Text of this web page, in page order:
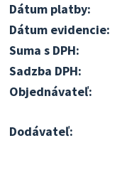
Dátum platby:
Dátum evidencie:
Suma s DPH:
Sadzba DPH:
Objednávateľ:
Dodávateľ: